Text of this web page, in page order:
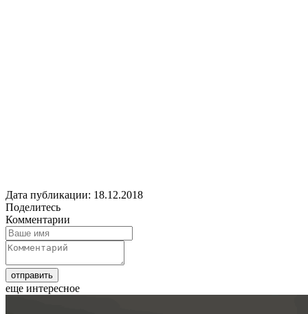
Дата публикации: 18.12.2018
Поделитесь
Комментарии
еще интересное